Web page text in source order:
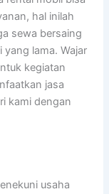
hal inilah
sewa bersaing
lama. Wajar
kegiatan
jasa
kami dengan
usaha